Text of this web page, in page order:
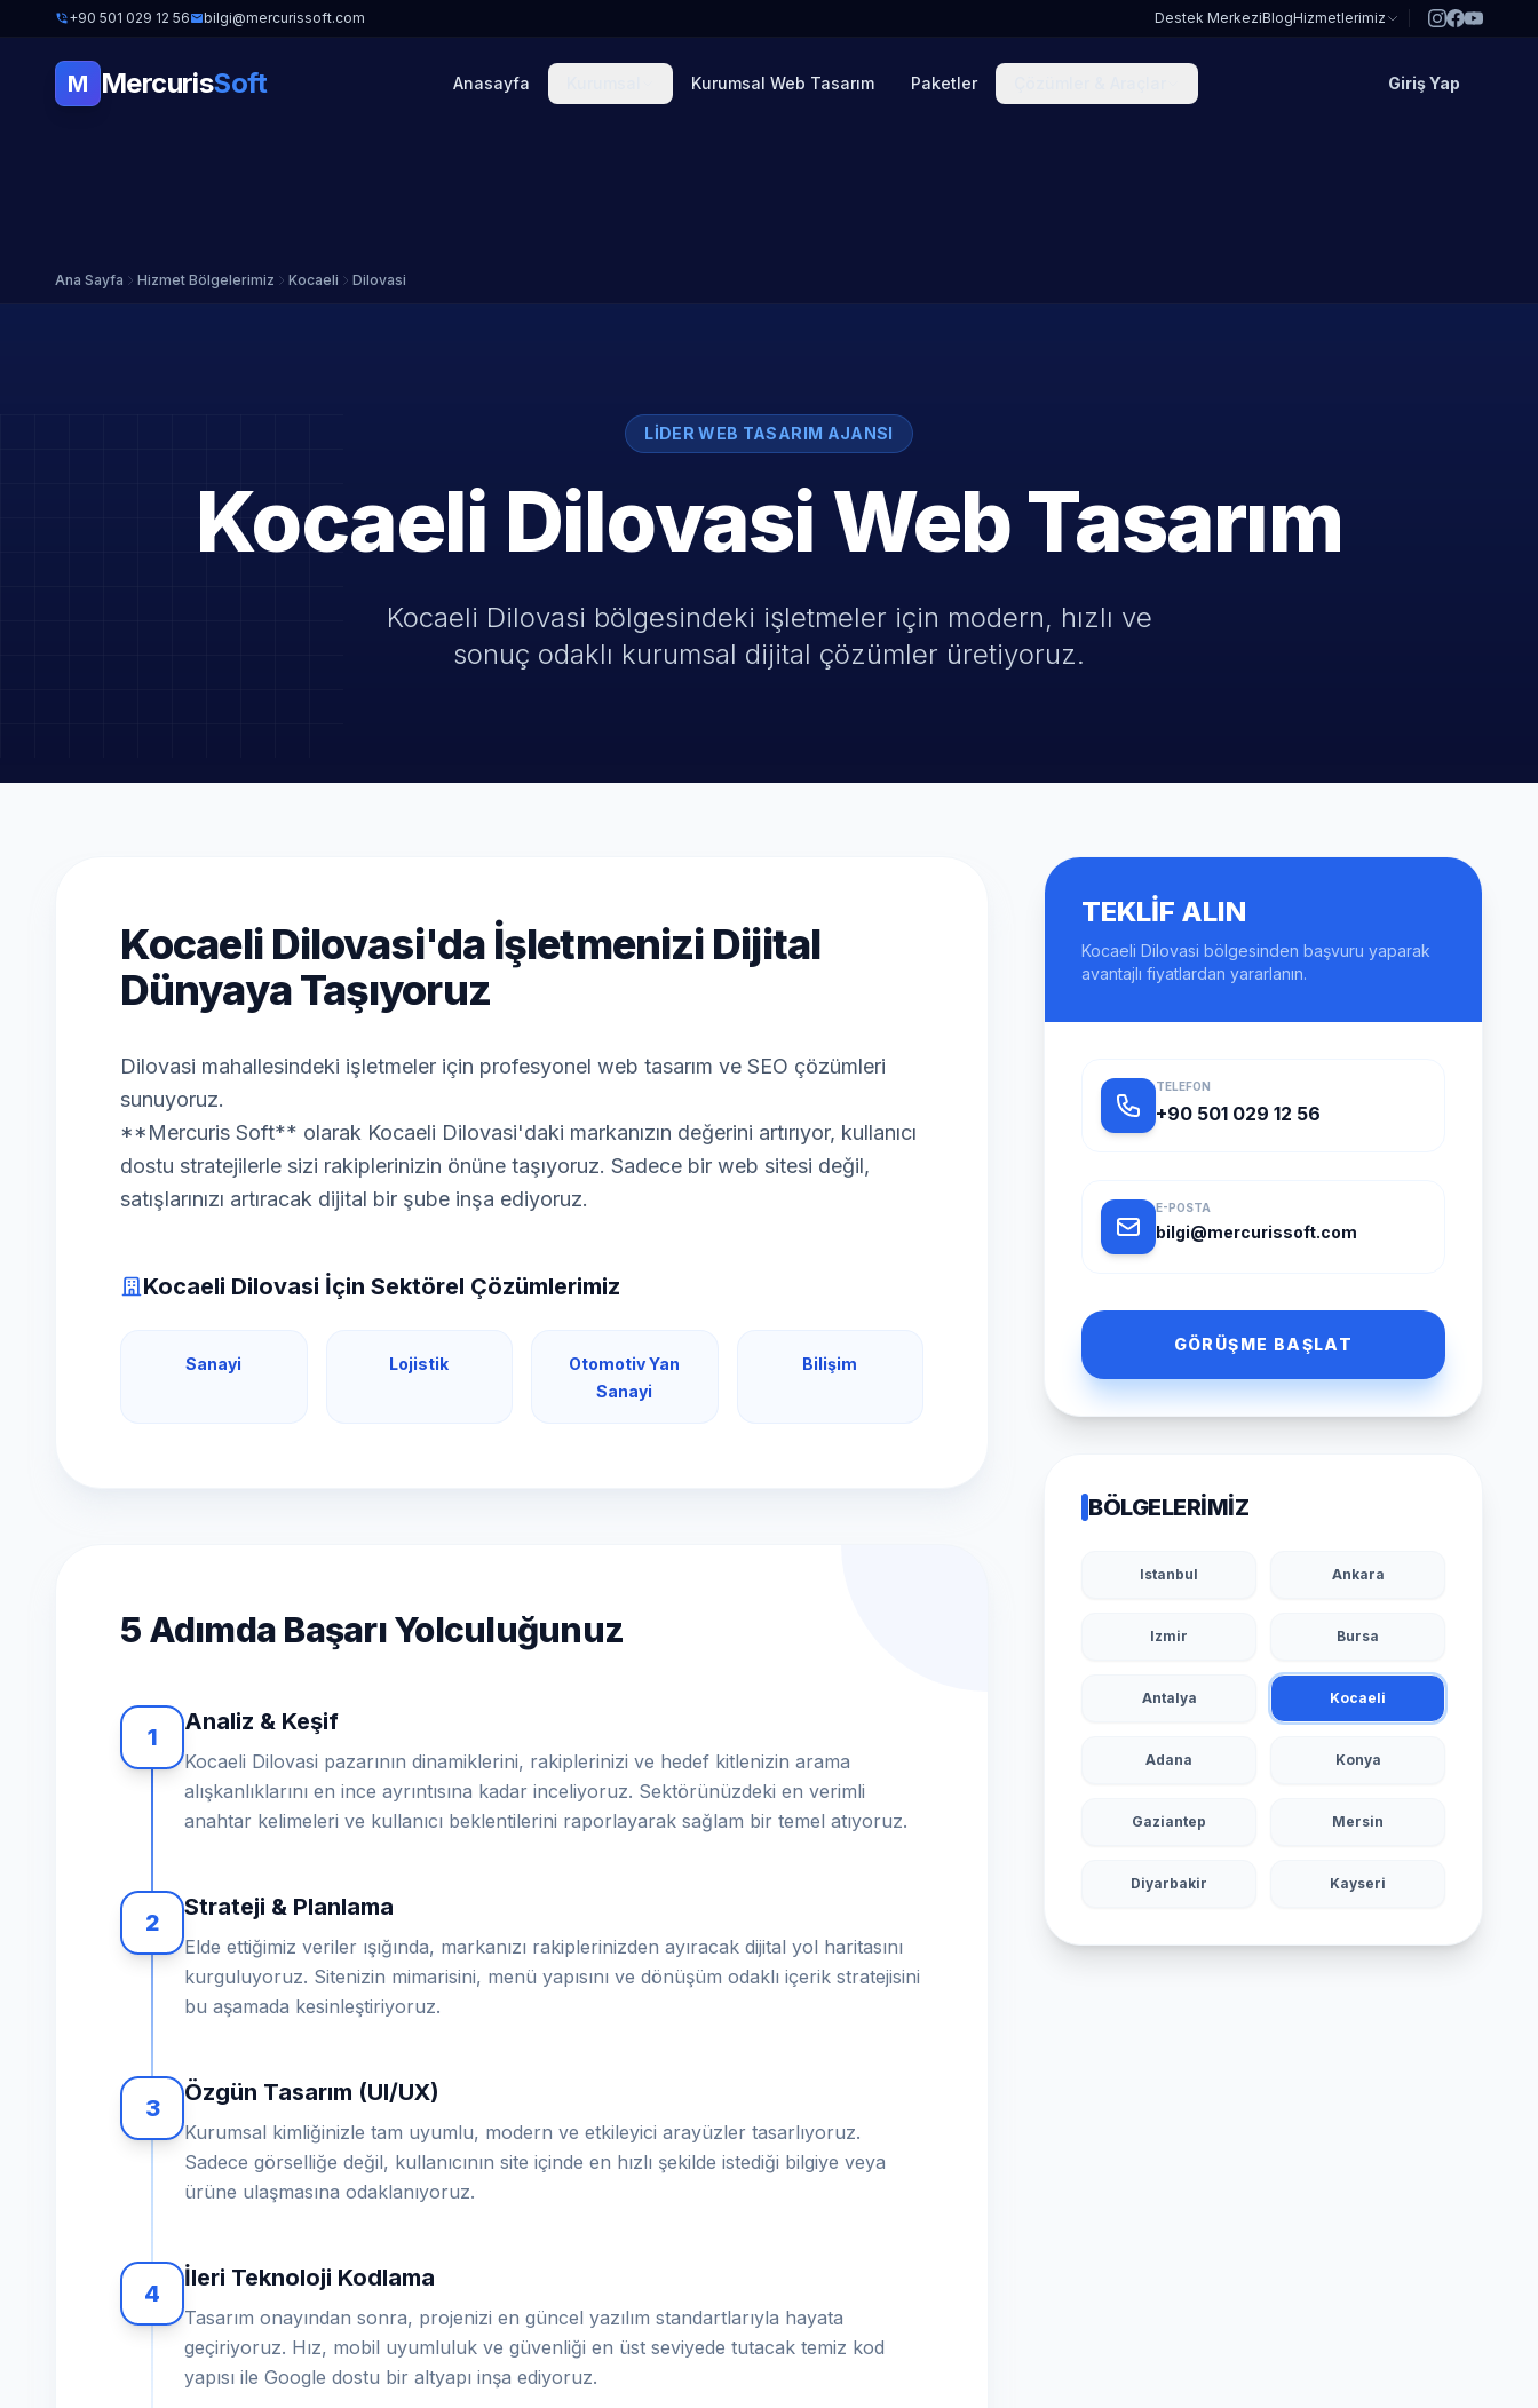
+90 501 029 12 56 bilgi@mercurissoft.com Destek MerkeziBlogHizmetlerimiz
M MercurisSoft Anasayfa Kurumsal Web Tasarım Paketler Giriş Yap
Ana Sayfa Hizmet Bölgelerimiz Kocaeli Dilovasi
LIDER WEB TASARIM AJANSI
Kocaeli Dilovasi Web Tasarım
Kocaeli Dilovasi bölgesindeki işletmeler için modern, hızlı ve
sonuç odaklı kurumsal dijital çözümler üretiyoruz.
Kocaeli Dilovasi'da İşletmenizi Dijital
Dünyaya Taşıyoruz
Dilovasi mahallesindeki işletmeler için profesyonel web tasarım ve SEO çözümleri
sunuyoruz.
**Mercuris Soft** olarak Kocaeli Dilovasi'daki markanızın değerini artırıyor, kullanıcı
dostu stratejilerle sizi rakiplerinizin önüne taşıyoruz. Sadece bir web sitesi değil,
satışlarınızı artıracak dijital bir şube inşa ediyoruz.
Kocaeli Dilovasi İçin Sektörel Çözümlerimiz
Sanayi Lojistik
Otomotiv Yan
Sanayi
Bilişim
5 Adımda Başarı Yolculuğunuz
1
Analiz & Keşif
Kocaeli Dilovasi pazarının dinamiklerini, rakiplerinizi ve hedef kitlenizin arama
alışkanlıklarını en ince ayrıntısına kadar inceliyoruz. Sektörünüzdeki en verimli
anahtar kelimeleri ve kullanıcı beklentilerini raporlayarak sağlam bir temel atıyoruz.
2
Strateji & Planlama
Elde ettiğimiz veriler ışığında, markanızı rakiplerinizden ayıracak dijital yol haritasını
kurguluyoruz. Sitenizin mimarisini, menü yapısını ve dönüşüm odaklı içerik stratejisini
bu aşamada kesinleştiriyoruz.
3
Özgün Tasarım (UI/UX)
Kurumsal kimliğinizle tam uyumlu, modern ve etkileyici arayüzler tasarlıyoruz.
Sadece görselliğe değil, kullanıcının site içinde en hızlı şekilde istediği bilgiye veya
ürüne ulaşmasına odaklanıyoruz.
4
İleri Teknoloji Kodlama
Tasarım onayından sonra, projenizi en güncel yazılım standartlarıyla hayata
geçiriyoruz. Hız, mobil uyumluluk ve güvenliği en üst seviyede tutacak temiz kod
yapısı ile Google dostu bir altyapı inşa ediyoruz.
TEKLIF ALIN
Kocaeli Dilovasi bölgesinden başvuru yaparak
avantajlı fiyatlardan yararlanın.
TELEFON
+90 501 029 12 56
E-POSTA
bilgi@mercurissoft.com
GÖRÜŞME BAŞLAT
BÖLGELERIMIZ
Istanbul Ankara
Izmir Bursa
Antalya Kocaeli
Adana Konya
Gaziantep Mersin
Diyarbakir Kayseri